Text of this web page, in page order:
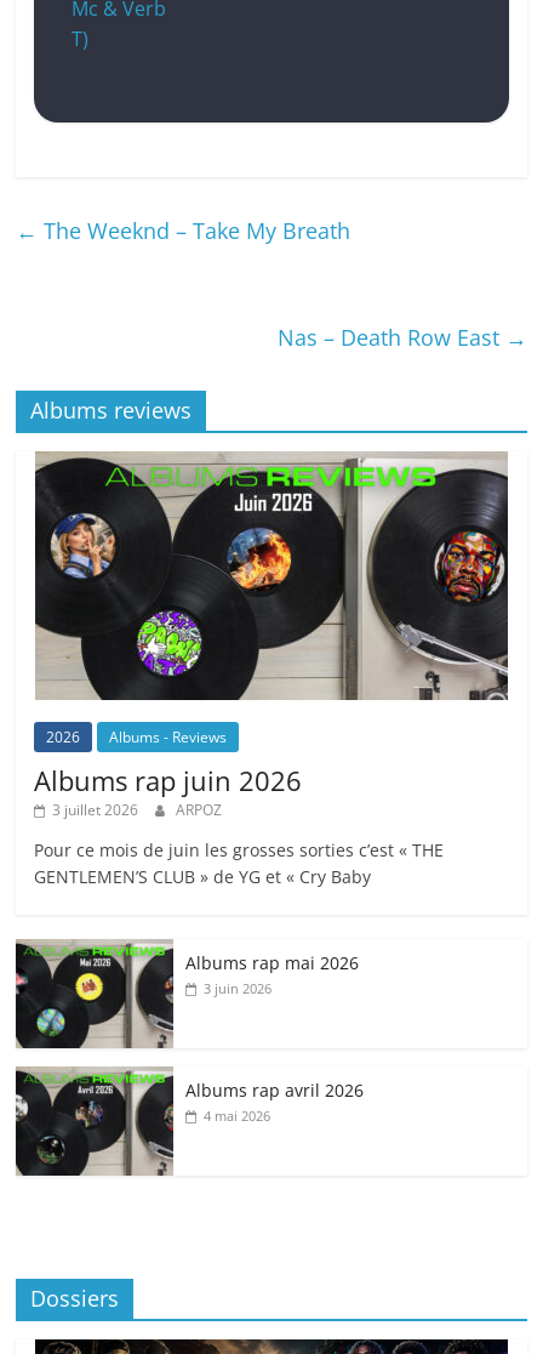
Mc & Verb
T)
← The Weeknd – Take My Breath
Nas – Death Row East →
Albums reviews
2026 Albums - Reviews
Albums rap juin 2026
3 juillet 2026 ARPOZ
Pour ce mois de juin les grosses sorties c’est « THE
GENTLEMEN’S CLUB » de YG et « Cry Baby
Albums rap mai 2026
3 juin 2026
Albums rap avril 2026
4 mai 2026
Dossiers